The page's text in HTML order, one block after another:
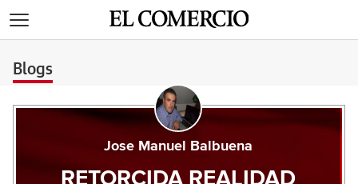
Blogs
Jose Manuel Balbuena
RETORCIDA REALIDAD